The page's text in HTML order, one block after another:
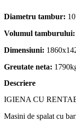
Diametru tambur:
Volumul tamburului:
Dimensiuni:
Greutate neta:
Descriere
IGIENA CU
Masini de spalat cu